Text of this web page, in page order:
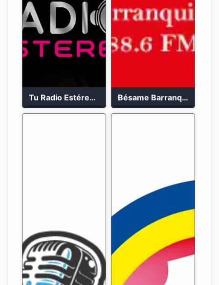
Tu Radio Estéreo 24/7 Bésame Barranquilla en vivo 88.6 FM